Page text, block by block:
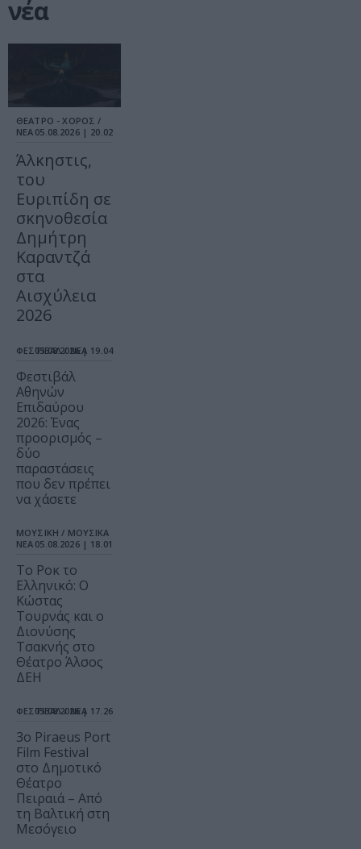
νέα
ΘΕΑΤΡΟ - ΧΟΡΟΣ /
ΝΕΑ 05.08.2026 | 20.02
Άλκηστις,
του
Ευριπίδη σε
σκηνοθεσία
Δημήτρη
Καραντζά
στα
Αισχύλεια
2026
ΦΕΣΤΙΒΑΛ / ΝΕΑ
05.08.2026 | 19.04
Φεστιβάλ
Αθηνών
Επιδαύρου
2026: Ένας
προορισμός –
δύο
παραστάσεις
που δεν πρέπει
να χάσετε
ΜΟΥΣΙΚΗ / ΜΟΥΣΙΚΑ
ΝΕΑ 05.08.2026 | 18.01
Το Ροκ το
Ελληνικό: Ο
Κώστας
Τουρνάς και ο
Διονύσης
Τσακνής στο
Θέατρο Άλσος
ΔΕΗ
ΦΕΣΤΙΒΑΛ / ΝΕΑ
05.08.2026 | 17.26
3o Piraeus Port
Film Festival
στο Δημοτικό
Θέατρο
Πειραιά – Από
τη Βαλτική στη
Μεσόγειο